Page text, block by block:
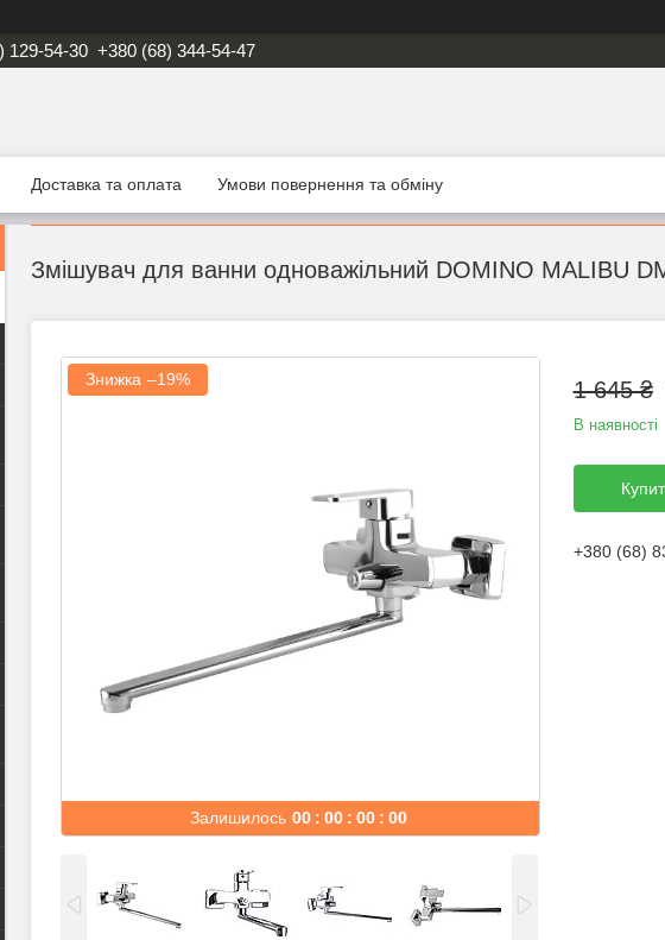
129-54-30 +380 (68) 344-54-47
Доставка та оплата Умови повернення та обміну
Змішувач для ванни одноважільний DOMINO MALIBU
Залишилось 00 00 00 00
–19% 1 645 ₴
В наявності
+380 (68)